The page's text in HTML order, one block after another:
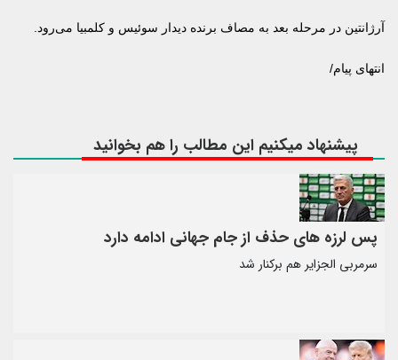
آرژانتین در مرحله بعد به مصاف برنده دیدار سوئیس و کلمبیا می‌رود.
انتهای پیام/
پیشنهاد میکنیم این مطالب را هم بخوانید
پس لرزه های حذف از جام جهانی ادامه دارد
سرمربی الجزایر هم برکنار شد